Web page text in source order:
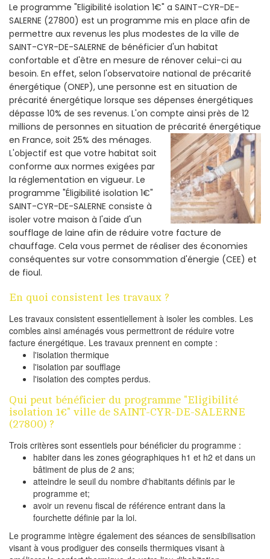
Le programme "Eligibilité isolation 1€" a SAINT-CYR-DE-
SALERNE (27800) est un programme mis en place afin de
permettre aux revenus les plus modestes de la ville de
SAINT-CYR-DE-SALERNE de bénéficier d'un habitat
confortable et d'être en mesure de rénover celui-ci au
besoin. En effet, selon l'observatoire national de précarité
énergétique (ONEP), une personne est en situation de
précarité énergétique lorsque ses dépenses énergétiques
dépasse 10% de ses revenus. L'on compte ainsi près de 12
millions de personnes en situation de précarité énergétique
en France, soit 25% des ménages.
L'objectif est que votre habitat soit
conforme aux normes exigées par
la réglementation en vigueur. Le
programme "Éligibilité isolation 1€"
SAINT-CYR-DE-SALERNE consiste à
isoler votre maison à l'aide d'un
soufflage de laine afin de réduire votre facture de
chauffage. Cela vous permet de réaliser des économies
conséquentes sur votre consommation d'énergie (CEE) et
de fioul.
En quoi consistent les travaux ?
Les travaux consistent essentiellement à isoler les combles. Les
combles ainsi aménagés vous permettront de réduire votre
facture énergétique. Les travaux prennent en compte :
l'isolation thermique
l'isolation par soufflage
l'isolation des comptes perdus.
Qui peut bénéficier du programme "Eligibilité
isolation 1€" ville de SAINT-CYR-DE-SALERNE
(27800) ?
Trois critères sont essentiels pour bénéficier du programme :
habiter dans les zones géographiques h1 et h2 et dans un
bâtiment de plus de 2 ans;
atteindre le seuil du nombre d'habitants définis par le
programme et;
avoir un revenu fiscal de référence entrant dans la
fourchette définie par la loi.
Le programme intègre également des séances de sensibilisation
visant à vous prodiguer des conseils thermiques visant à